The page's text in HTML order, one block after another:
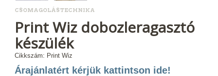
CSOMAGOLÁSTECHNIKA
Print Wiz dobozleragasztó
készülék
Cikkszám: Print Wiz
Árajánlatért kérjük kattintson ide!